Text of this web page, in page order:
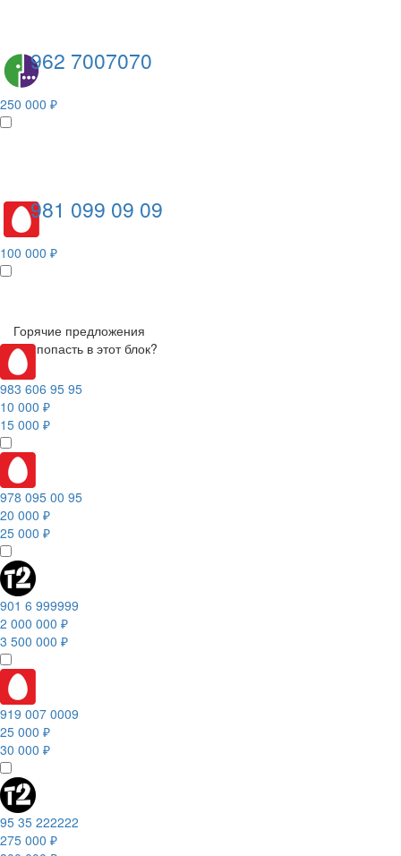
962 7007070
250 000 ₽
981 099 09 09
100 000 ₽
Горячие предложения
Как попасть в этот блок?
983 606 95 95
10 000 ₽
15 000 ₽
978 095 00 95
20 000 ₽
25 000 ₽
901 6 999999
2 000 000 ₽
3 500 000 ₽
919 007 0009
25 000 ₽
30 000 ₽
95 35 222222
275 000 ₽